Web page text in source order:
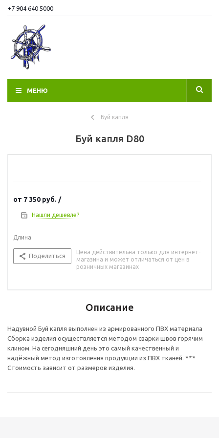
+7 904 640 5000
МЕНЮ
Буй капля
Буй капля D80
от 7 350 руб. /
Нашли дешевле?
Длина
Поделиться
Цена действительна только для интернет-
магазина и может отличаться от цен в
розничных магазинах
Описание
Надувной Буй капля выполнен из армированного ПВХ материала
Сборка изделия осуществляется методом сварки швов горячим
клином. На сегодняшний день это самый качественный и
надёжный метод изготовления продукции из ПВХ тканей. ***
Стоимость зависит от размеров изделия.